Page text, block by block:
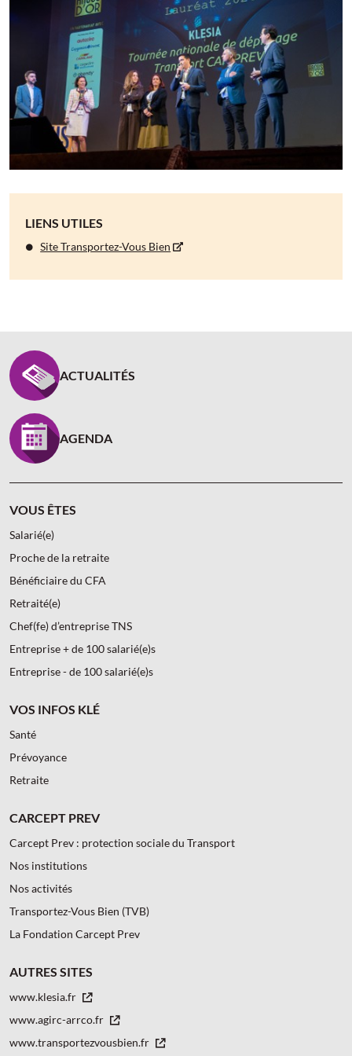
LIENS UTILES
Site Transportez-Vous Bien
PIED DE PAGE CARCEPT PREV - ASSUREUR
ACTUALITÉS
AGENDA
VOUS ÊTES
Salarié(e)
Proche de la retraite
Bénéficiaire du CFA
Retraité(e)
Chef(fe) d’entreprise TNS
Entreprise + de 100 salarié(e)s
Entreprise - de 100 salarié(e)s
VOS INFOS KLÉ
Santé
Prévoyance
Retraite
CARCEPT PREV
Carcept Prev : protection sociale du Transport
Nos institutions
Nos activités
Transportez-Vous Bien (TVB)
La Fondation Carcept Prev
AUTRES SITES
www.klesia.fr
www.agirc-arrco.fr
www.transportezvousbien.fr